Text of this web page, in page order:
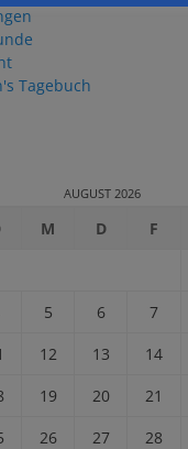
Tagebuch
AUGUST 2026
M D F
5 6 7
12 13 14
19 20 21
26 27 28